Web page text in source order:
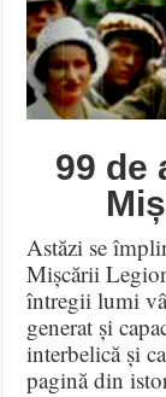
99 de
Astăzi se
Mișcării
întregii lumi
generat și
interbelică și
pagină din